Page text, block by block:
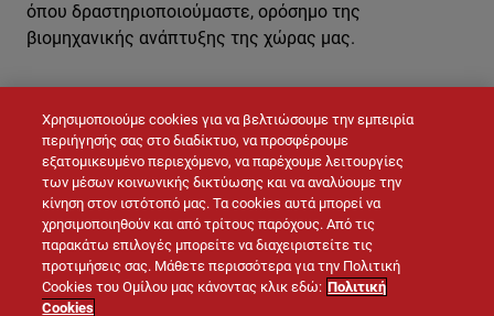
ΕΠΙΚΟΙΝΩΝΉΣΤΕ ΜΑΖΊ ΜΑΣ
όπου δραστηριοποιούμαστε, ορόσημο της
βιομηχανικής ανάπτυξης της χώρας μας.
Χρησιμοποιούμε cookies για να βελτιώσουμε την εμπειρία
περιήγησής σας στο διαδίκτυο, να προσφέρουμε
εξατομικευμένο περιεχόμενο, να παρέχουμε λειτουργίες
των μέσων κοινωνικής δικτύωσης και να αναλύουμε την
κίνηση στον ιστότοπό μας. Τα cookies αυτά μπορεί να
χρησιμοποιηθούν και από τρίτους παρόχους. Από τις
παρακάτω επιλογές μπορείτε να διαχειριστείτε τις
προτιμήσεις σας. Μάθετε περισσότερα για την Πολιτική
Cookies του Ομίλου μας κάνοντας κλικ εδώ: Πολιτική
Cookies